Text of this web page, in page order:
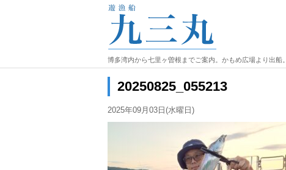
博多湾内から七里ヶ曽根までご案内。かもめ広場より出船。
20250825_055213
2025年09月03日(水曜日)